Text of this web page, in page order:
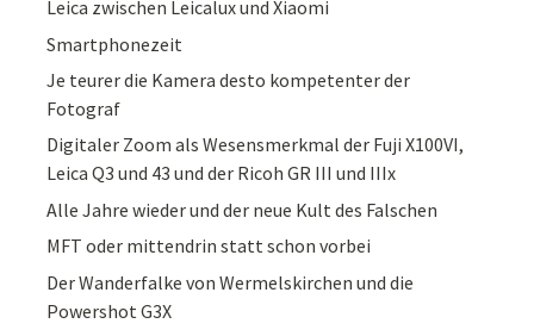
Leica zwischen Leicalux und Xiaomi
Smartphonezeit
Je teurer die Kamera desto kompetenter der
Fotograf
Digitaler Zoom als Wesensmerkmal der Fuji X100VI,
Leica Q3 und 43 und der Ricoh GR III und IIIx
Alle Jahre wieder und der neue Kult des Falschen
MFT oder mittendrin statt schon vorbei
Der Wanderfalke von Wermelskirchen und die
Powershot G3X